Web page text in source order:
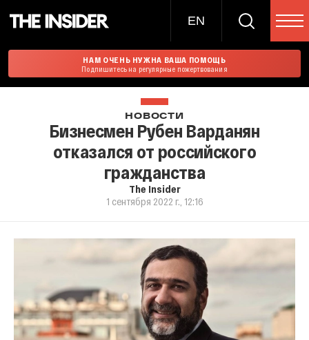
EN
НАМ ОЧЕНЬ НУЖНА ВАША ПОМОЩЬ
Подпишитесь на регулярные пожертвования
НОВОСТИ
Бизнесмен Рубен Варданян
отказался от российского
гражданства
The Insider
1 сентября 2022 г., 12:16